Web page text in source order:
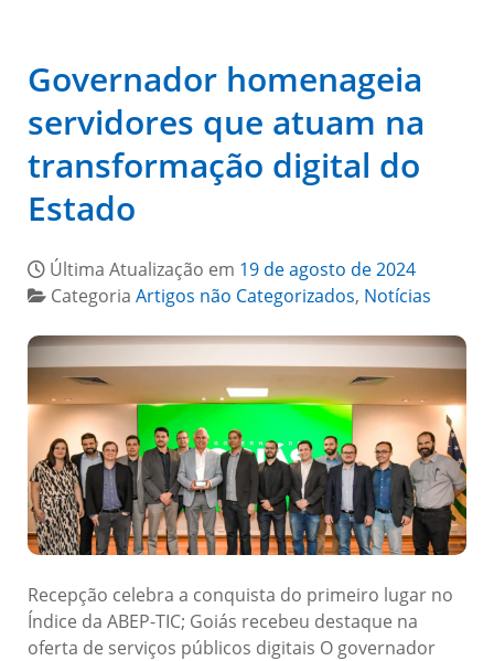
Governador homenageia
servidores que atuam na
transformação digital do
Estado
Última Atualização em 19 de agosto de 2024
Categoria Artigos não Categorizados, Notícias
Recepção celebra a conquista do primeiro lugar no
Índice da ABEP-TIC; Goiás recebeu destaque na
oferta de serviços públicos digitais O governador